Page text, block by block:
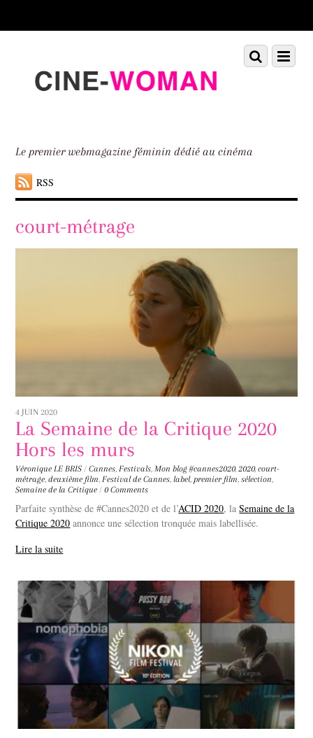
down
Le premier webmagazine féminin dédié au cinéma
RSS
Menu
Scroll
down
court-métrage
4 JUIN 2020
La Semaine de la Critique 2020
Hors les murs
Véronique LE BRIS / Cannes, Festivals, Mon blog #cannes2020, 2020,court-
métrage,deuxième film, Festival de Cannes,label, premier film,sélection,
Semaine de la Critique / 0 Comments
Parfaite synthèse de #Cannes2020 et de l’ACID 2020, laSemaine de la
Critique 2020 annonce une sélection tronquée mais labellisée.
Lire la suite